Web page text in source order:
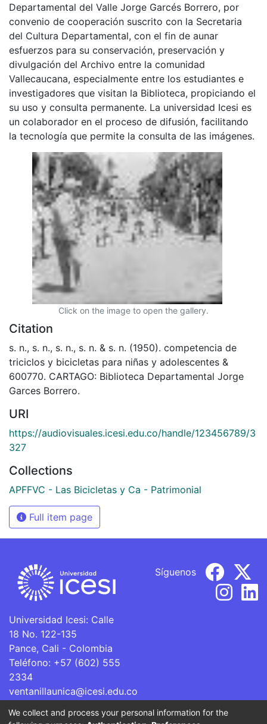
Departamental del Valle Jorge Garcés Borrero, por
convenio de cooperación suscrito con la Secretaria
del Cultura Departamental, con el fin de aunar
esfuerzos para su conservación, preservación y
divulgación del Archivo entre la comunidad
Vallecaucana, especialmente entre los estudiantes e
investigadores que visitan la Biblioteca, propiciando el
su uso y consulta permanente. La universidad Icesi es
un colaborador en el proceso de difusión, facilitando
la tecnología que permite la consulta de las imágenes.
Click on the image to open the gallery.
Citation
s. n., s. n., s. n., s. n. & s. n. (1950). competencia de
triciclos y bicicletas para niñas y adolescentes &
600770. CARTAGO: Biblioteca Departamental Jorge
Garces Borrero.
URI
https://audiovisuales.icesi.edu.co/handle/123456789/3
327
Collections
APFFVC - Las Bicicletas y Ca - Patrimonial
Full item page
Universidad Icesi: Calle
18 No. 122-135
Pance, Cali - Colombia
Teléfono: +57 (602) 555
2334
ventanillaunica@icesi.edu.co
Síguenos
La Universidad Icesi es una Institución de Educación
We collect and process your personal information for the